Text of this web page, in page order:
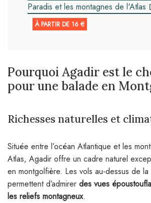
Paradis et les montagnes de l'Atlas
À PARTIR DE 16 €
Pourquoi Agadir est le
pour une balade en
Richesses naturelles et
Située entre l’océan Atlantique et les
Atlas, Agadir offre un cadre naturel
en montgolfière. Les vols au-dessus de
permettent d’admirer des vues
les reliefs montagneux.